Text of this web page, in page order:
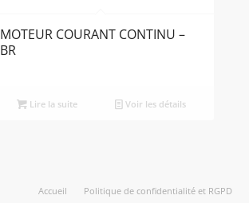
MOTEUR COURANT CONTINU –
BR
Lire la suite Voir les détails
Accueil Politique de confidentialité et RGPD